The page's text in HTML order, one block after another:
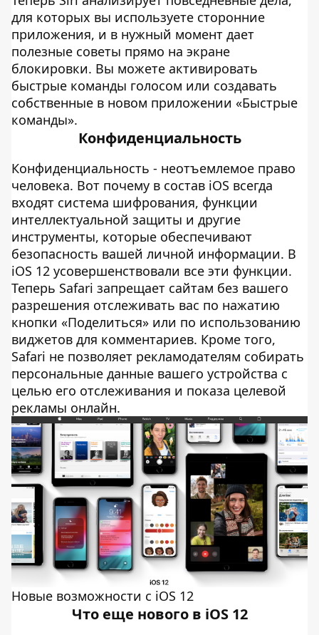
для которых вы используете сторонние
приложения, и в нужный момент дает
полезные советы прямо на экране
блокировки. Вы можете активировать
быстрые команды голосом или создавать
собственные в новом приложении «Быстрые
команды».
Конфиденциальность
Конфиденциальность - неотъемлемое право
человека. Вот почему в состав iOS всегда
входят система шифрования, функции
интеллектуальной защиты и другие
инструменты, которые обеспечивают
безопасность вашей личной информации. В
iOS 12 усовершенствовали все эти функции.
Теперь Safari запрещает сайтам без вашего
разрешения отслеживать вас по нажатию
кнопки «Поделиться» или по использованию
виджетов для комментариев. Кроме того,
Safari не позволяет рекламодателям собирать
персональные данные вашего устройства с
целью его отслеживания и показа целевой
рекламы онлайн.
Новые возможности с iOS 12
Что еще нового в iOS 12